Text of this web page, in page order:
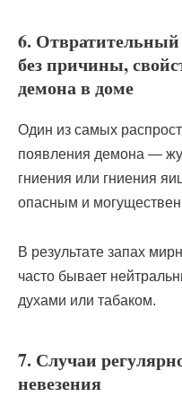
6.
без причины,
демона в доме
Один из самых
появления демона —
гниения или гниения
опасным и
В результате запах
часто бывает
духами или табаком.
7. Случаи
невезения